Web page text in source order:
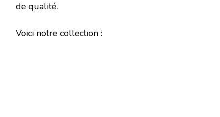
de qualité.
Voici notre collection :